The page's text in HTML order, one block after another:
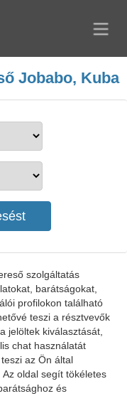
Jobabo, Kuba
szolgáltatás
barátságokat,
profilokon található
teszi a résztvevők
jelöltek kiválasztását,
chat használatát
az Ön által
oldal segít tökéletes
és